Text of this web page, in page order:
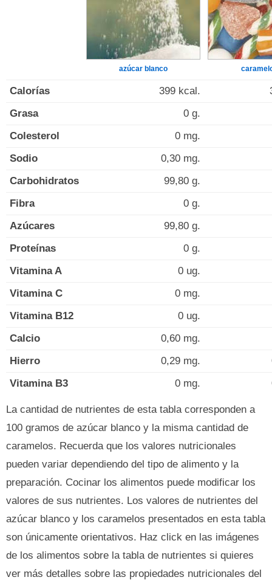
azúcar blanco
Calorías 399 kcal.
Grasa
0 g.
Colesterol
0 mg.
Sodio
0,30 mg.
Carbohidratos
99,80 g.
Fibra
0 g.
Azúcares
99,80 g.
Proteínas
0 g.
Vitamina A
0 ug.
Vitamina C
0 mg.
Vitamina B12
0 ug.
Calcio
0,60 mg.
Hierro
0,29 mg.
Vitamina B3
0 mg.
La cantidad de nutrientes de esta tabla corresponden a
100 gramos de azúcar blanco y la misma cantidad de
caramelos. Recuerda que los valores nutricionales
pueden variar dependiendo del tipo de alimento y la
preparación. Cocinar los alimentos puede modificar los
valores de sus nutrientes. Los valores de nutrientes del
azúcar blanco y los caramelos presentados en esta tabla
son únicamente orientativos. Haz click en las imágenes
de los alimentos sobre la tabla de nutrientes si quieres
ver más detalles sobre las propiedades nutricionales del